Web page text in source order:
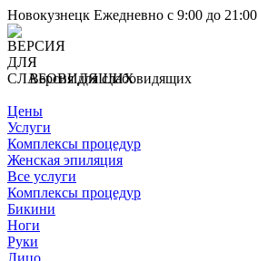
Новокузнецк Ежедневно с 9:00 до 21:00
Версия для слабовидящих
Цены
Услуги
Комплексы процедур
Женская эпиляция
Все услуги
Комплексы процедур
Бикини
Ноги
Руки
Лицо